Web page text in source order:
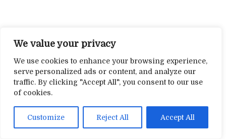
We value your privacy
We use cookies to enhance your browsing experience,
serve personalized ads or content, and analyze our
traffic. By clicking "Accept All", you consent to our use
of cookies.
Customize Reject All Accept All